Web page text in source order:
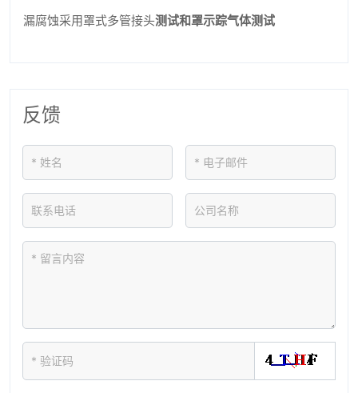
漏腐蚀采用罩式多管接头测试和罩示踪气体测试
反馈